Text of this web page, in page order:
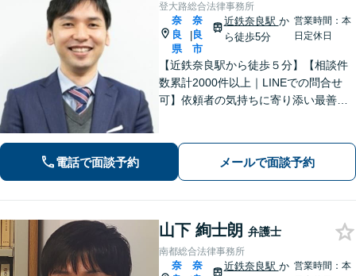
登大路総合法律事務所
奈
良
県
|
奈
良
市
近鉄奈良駅 か
ら徒歩5分
営業時間：本
日定休日
【近鉄奈良駅から徒歩５分】【相談件
数累計2000件以上｜LINEでの問合せ
可】依頼者の気持ちに寄り添い最善の
ン法律相談可能】
電話で面談予約 メールで面談予約
山下 絢士朗 弁護士
南都総合法律事務所
奈
奈
近鉄奈良駅 か 営業時間：本